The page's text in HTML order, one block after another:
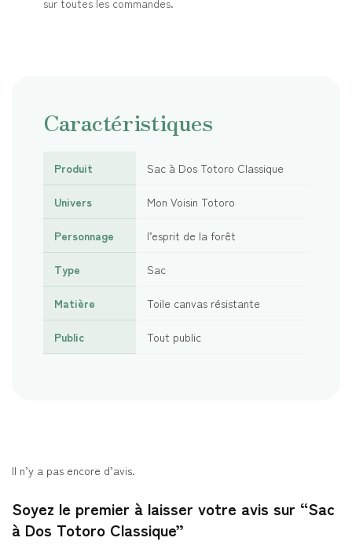
Caractéristiques
Produit Sac à Dos Totoro Classique
Univers Mon Voisin Totoro
Personnage l’esprit de la forêt
Type Sac
Matière Toile canvas résistante
Public Tout public
Il n’y a pas encore d’avis.
Soyez le premier à laisser votre avis sur “Sac
à Dos Totoro Classique”